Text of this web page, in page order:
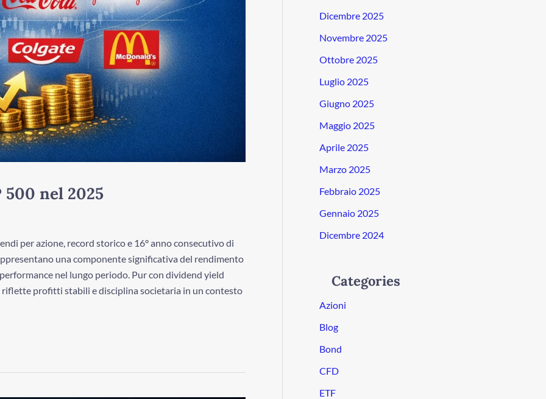
500 nel 2025
per azione, record storico e 16° anno consecutivo di
una componente significativa del rendimento
nel lungo periodo. Pur con dividend yield
riflette profitti stabili e disciplina societaria in un contesto
Dicembre 2025
Novembre 2025
Ottobre 2025
Luglio 2025
Giugno 2025
Maggio 2025
Aprile 2025
Marzo 2025
Febbraio 2025
Gennaio 2025
Dicembre 2024
Categories
Azioni
Blog
Bond
CFD
ETF